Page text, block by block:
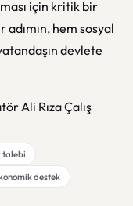
için kritik bir
hem sosyal
devlete
Ali Rıza Çalış
talebi
destek